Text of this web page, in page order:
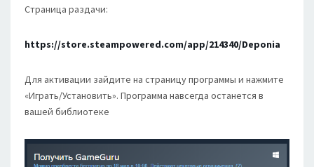
Страница раздачи:
https://store.steampowered.com/app/214340/Deponia
Для активации зайдите на страницу программы и нажмите
«Играть/Установить». Программа навсегда останется в
вашей библиотеке